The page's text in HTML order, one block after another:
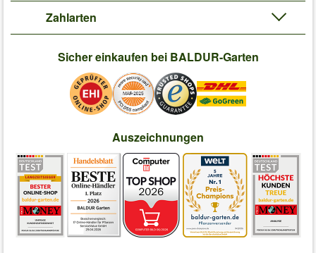
Zahlarten
Sicher einkaufen bei BALDUR-Garten
Auszeichnungen